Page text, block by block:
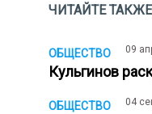
ЧИТАЙТЕ
ОБЩЕСТВО 09
Кульгинов
ОБЩЕСТВО 04